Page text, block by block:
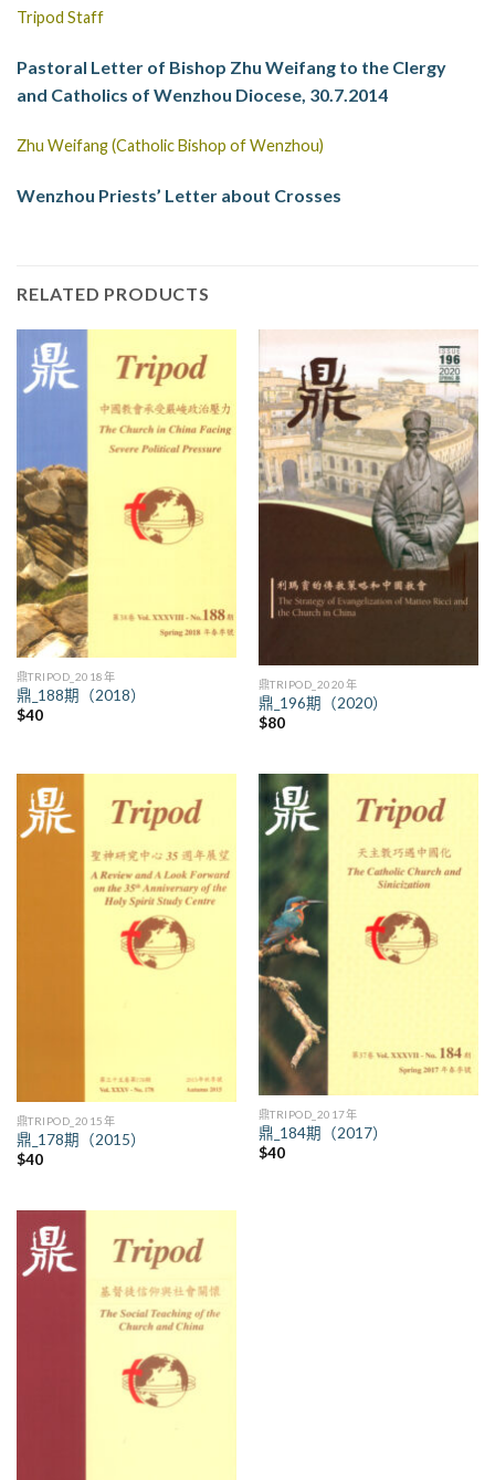
Tripod Staff
Pastoral Letter of Bishop Zhu Weifang to the Clergy
and Catholics of Wenzhou Diocese, 30.7.2014
Zhu Weifang (Catholic Bishop of Wenzhou)
Wenzhou Priests’ Letter about Crosses
RELATED PRODUCTS
鼎TRIPOD_2018年
鼎_188期（2018）
$40
鼎TRIPOD_2020年
鼎_196期（2020）
$80
鼎TRIPOD_2015年
鼎_178期（2015）
$40
鼎TRIPOD_2017年
鼎_184期（2017）
$40